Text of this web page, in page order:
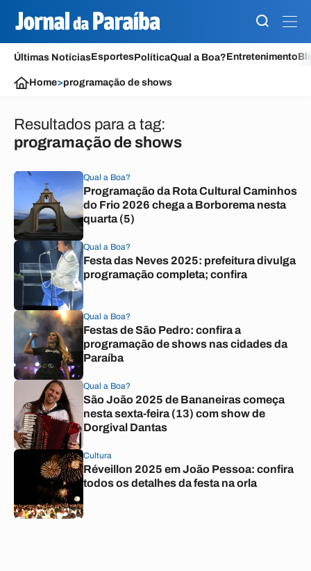
Últimas NotíciasEsportesPolíticaQual a Boa?Entretenimento
Home>programação de shows
Resultados para a tag:
programação de shows
Qual a Boa?
Programação da Rota Cultural Caminhos
do Frio 2026 chega a Borborema nesta
quarta (5)
Qual a Boa?
Festa das Neves 2025: prefeitura divulga
programação completa; confira
Qual a Boa?
Festas de São Pedro: confira a
programação de shows nas cidades da
Paraíba
Qual a Boa?
São João 2025 de Bananeiras começa
nesta sexta-feira (13) com show de
Dorgival Dantas
Cultura
Réveillon 2025 em João Pessoa: confira
todos os detalhes da festa na orla